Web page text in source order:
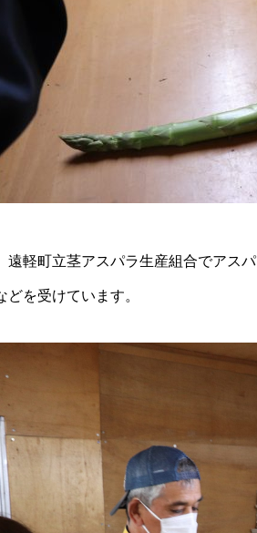
遠軽町立茎アスパラ生産組合でアス
どを受けています。